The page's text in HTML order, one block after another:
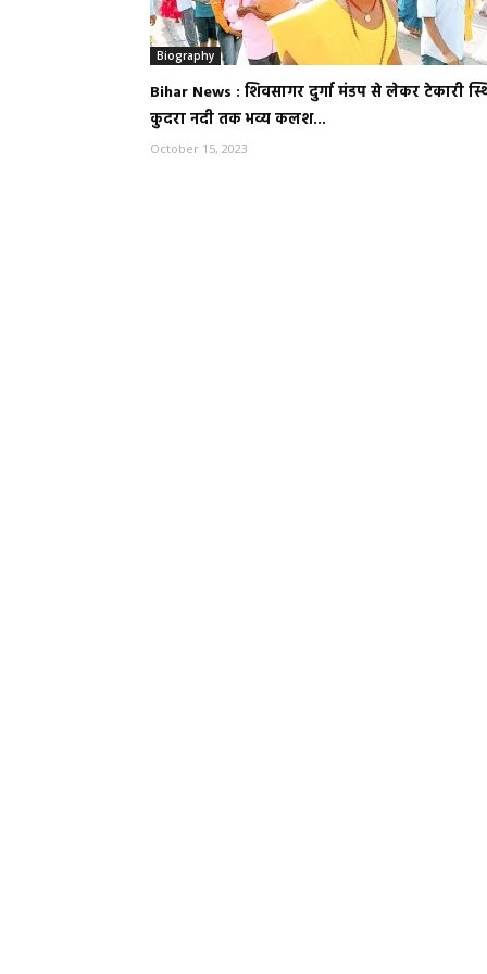
Biography
Bihar News : शिवसागर दुर्गा मंडप से लेकर टेकारी
कुदरा नदी तक भव्य कलश...
October 15, 2023